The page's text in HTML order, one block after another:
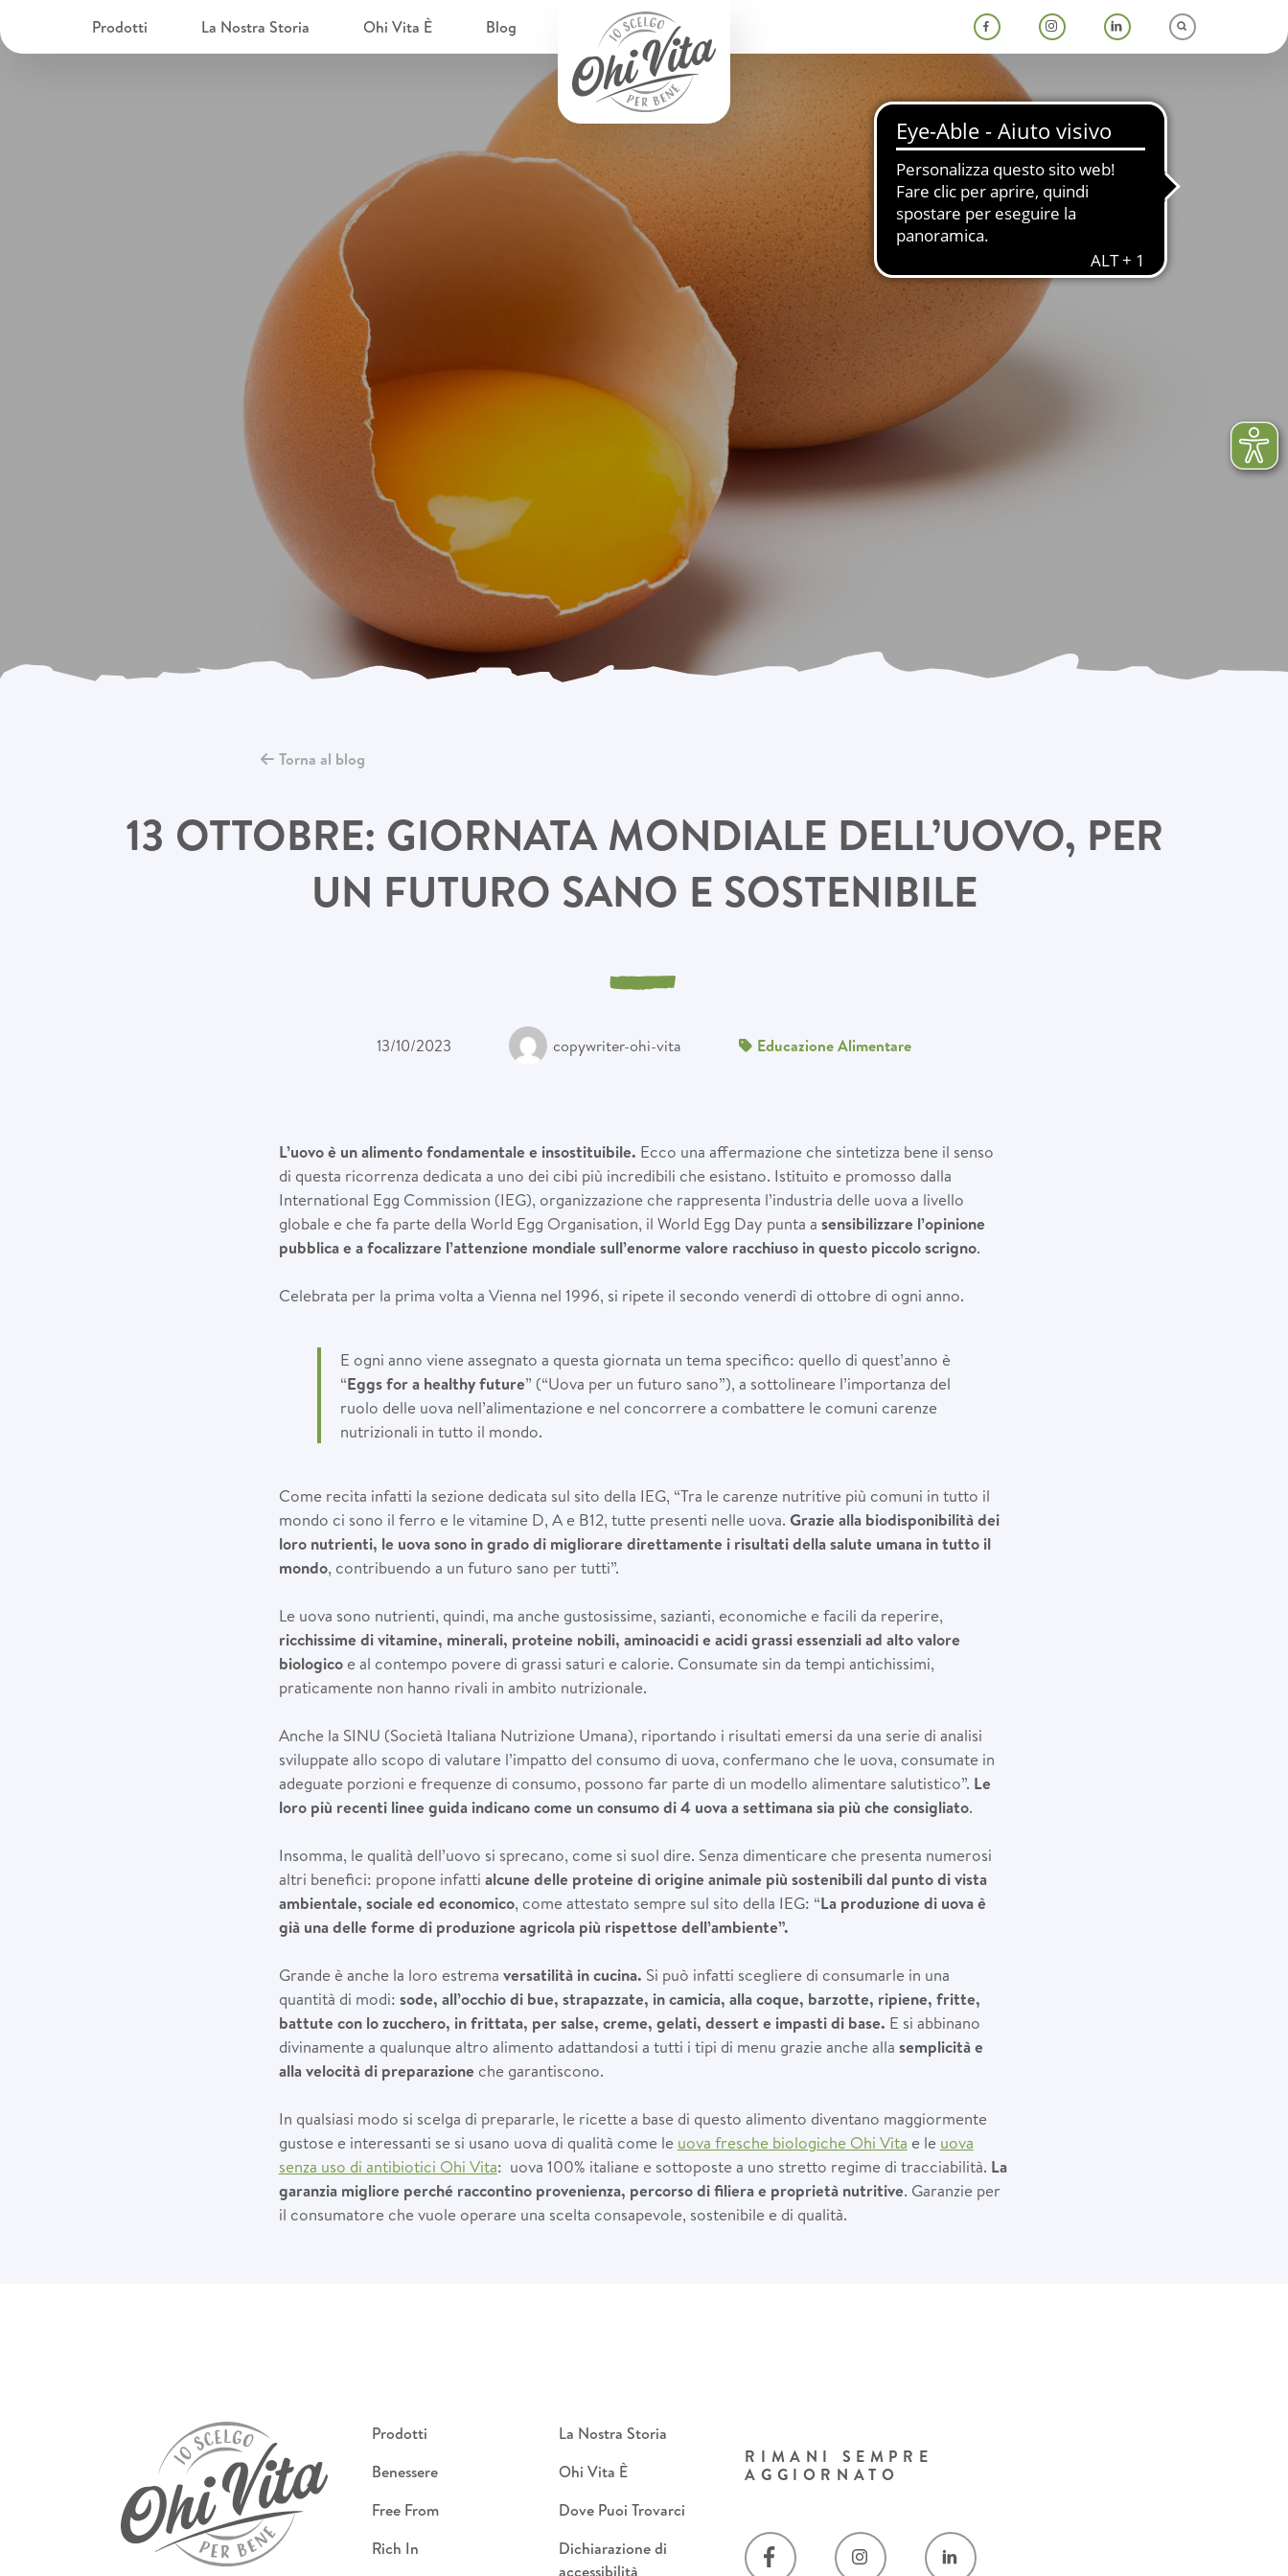
Prodotti La Nostra Storia Ohi Vita È Blog
Torna al blog
13 OTTOBRE: GIORNATA MONDIALE DELL’UOVO, PER
UN FUTURO SANO E SOSTENIBILE
13/10/2023 copywriter-ohi-vita Educazione Alimentare
L’uovo è un alimento fondamentale e insostituibile. Ecco una affermazione che sintetizza bene il senso
di questa ricorrenza dedicata a uno dei cibi più incredibili che esistano. Istituito e promosso dalla
International Egg Commission (IEG), organizzazione che rappresenta l’industria delle uova a livello
globale e che fa parte della World Egg Organisation, il World Egg Day punta a sensibilizzare l’opinione
pubblica e afocalizzare l’attenzione mondiale sull’enorme valore racchiuso in questo piccolo scrigno.
Celebrata per la prima volta a Vienna nel 1996, si ripete il secondo venerdì di ottobre di ogni anno.
E ogni anno viene assegnato a questa giornata un tema specifico: quello di quest’anno è
“Eggs for a healthy future” (“Uova per un futuro sano”), a sottolineare l’importanza del
ruolo delle uova nell’alimentazione e nel concorrere a combattere le comuni carenze
nutrizionali in tutto il mondo.
Come recita infatti la sezione dedicata sul sito della IEG, “Tra le carenze nutritive più comuni in tutto il
mondo ci sono il ferro e le vitamine D, A e B12, tutte presenti nelle uova. Grazie alla biodisponibilità dei
loro nutrienti, le uova sono in grado di migliorare direttamente i risultati della salute umana in tutto il
mondo, contribuendo a un futuro sano per tutti”.
Le uova sono nutrienti, quindi, ma anche gustosissime, sazianti, economiche e facili da reperire,
ricchissime di vitamine, minerali, proteine nobili, aminoacidi e acidi grassi essenziali ad alto valore
biologicoe al contempo povere di grassi saturi e calorie. Consumate sin da tempi antichissimi,
praticamente non hanno rivali in ambito nutrizionale.
Anche la SINU (Società Italiana Nutrizione Umana), riportando i risultati emersi da una serie di analisi
sviluppate allo scopo di valutare l’impatto del consumo di uova, confermano che le uova, consumate in
adeguate porzioni e frequenze di consumo, possono far parte di un modello alimentare salutistico”. Le
loro più recenti linee guida indicano come un consumo di 4 uova a settimana sia più che consigliato.
Insomma, le qualità dell’uovo si sprecano, come si suol dire. Senza dimenticare che presenta numerosi
altri benefici: propone infatti alcune delle proteine di origine animale più sostenibili dal punto di vista
ambientale, sociale ed economico, come attestato sempre sul sito della IEG: “La produzione di uova è
già una delle forme di produzione agricola più rispettose dell’ambiente”.
Grande è anche la loro estrema versatilità in cucina. Si può infatti scegliere di consumarle in una
quantità di modi: sode, all’occhio di bue, strapazzate, in camicia, alla coque, barzotte, ripiene, fritte,
battute con lo zucchero, in frittata, per salse, creme, gelati, dessert e impasti di base. E si abbinano
divinamente a qualunque altro alimento adattandosi a tutti i tipi di menu grazie anche alla semplicità e
alla velocità di preparazione che garantiscono.
In qualsiasi modo si scelga di prepararle, le ricette a base di questo alimento diventano maggiormente
gustose e interessanti se si usano uova di qualità come le uova fresche biologiche Ohi Vita e le uova
senza uso di antibiotici Ohi Vita: uova 100% italiane e sottoposte a uno stretto regime di tracciabilità. La
garanzia migliore perché raccontino provenienza, percorso di filiera e proprietà nutritive. Garanzie per
il consumatore che vuole operare una scelta consapevole, sostenibile e di qualità.
Prodotti
Benessere
Free From
Rich In
La Nostra Storia
Ohi Vita È
Dove Puoi Trovarci
Dichiarazione di
accessibilità
RIMANI SEMPRE
AGGIORNATO